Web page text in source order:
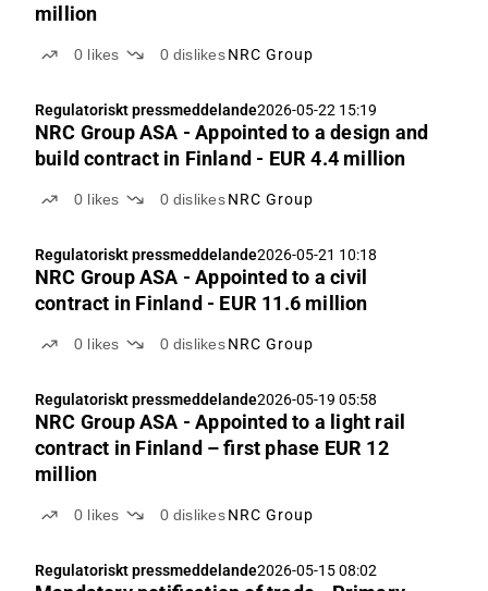
million
0 likes 0 dislikes NRC Group
Regulatoriskt pressmeddelande2026-05-22 15:19
NRC Group ASA - Appointed to a design and
build contract in Finland - EUR 4.4 million
0 likes 0 dislikes NRC Group
Regulatoriskt pressmeddelande2026-05-21 10:18
NRC Group ASA - Appointed to a civil
contract in Finland - EUR 11.6 million
0 likes 0 dislikes NRC Group
Regulatoriskt pressmeddelande2026-05-19 05:58
NRC Group ASA - Appointed to a light rail
contract in Finland – first phase EUR 12
million
0 likes 0 dislikes NRC Group
Regulatoriskt pressmeddelande2026-05-15 08:02